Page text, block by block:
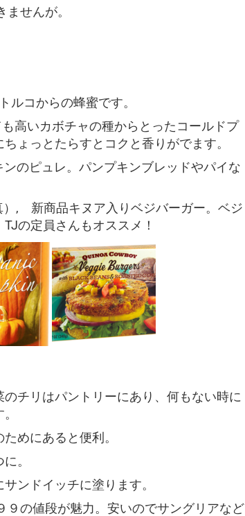
せんが。
コからの蜂蜜です。
高いカボチャの種からとったコールドプ
ょっとたらすとコクと香りがでます。
のピュレ。パンプキンブレッドやパイな
）, 新商品キヌア入りベジバーガー。ベジ
の定員さんもオススメ！
チリはパントリーにあり、何もない時に
めにあると便利。
。
ンドイッチに塗ります。
９の値段が魅力。安いのでサングリアなど